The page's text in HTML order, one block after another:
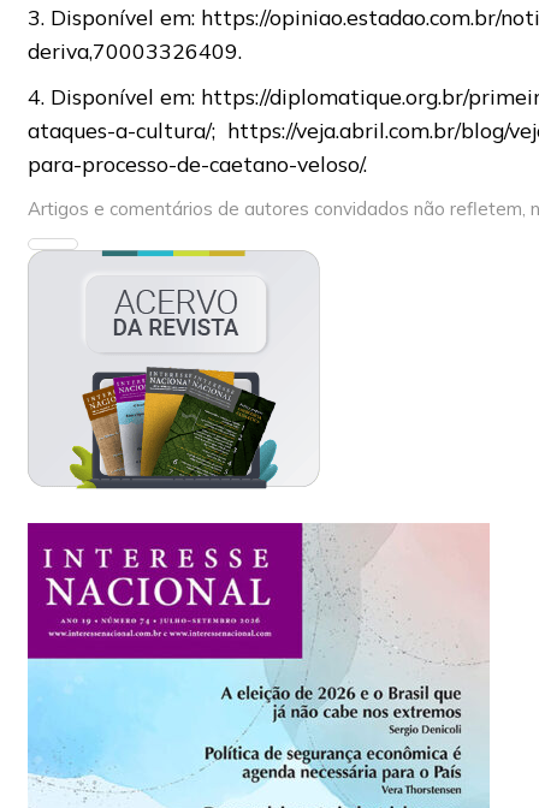
3. Disponível em: https://opiniao.estadao.com.br/
deriva,70003326409.
4. Disponível em: https://diplomatique.org.br/
ataques-a-cultura/; https://veja.abril.com.br/blog/
para-processo-de-caetano-veloso/.
Artigos e comentários de autores convidados não refletem,